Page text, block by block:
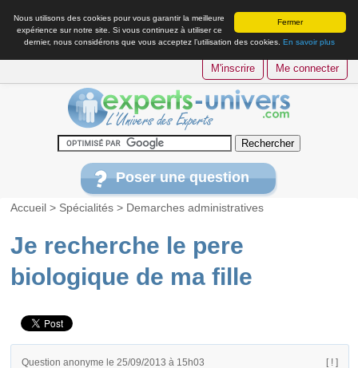
Fermer
Nous utilisons des cookies pour vous garantir la meilleure
expérience sur notre site. Si vous continuez à utiliser ce
dernier, nous considérons que vous acceptez l’utilisation des cookies. En savoir plus
M'inscrire Me connecter
Poser une question
Accueil > Spécialités > Demarches administratives
Je recherche le pere
biologique de ma fille
Question anonyme le 25/09/2013 à 15h03
[ ! ]